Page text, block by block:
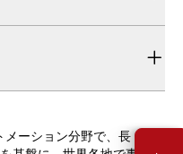
メーション分野で、長